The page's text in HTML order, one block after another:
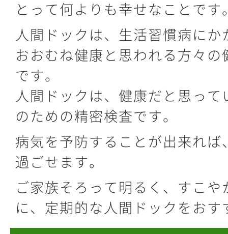
とって何よりも幸せなことです
人間ドックは、生活習慣病に
おおむね健康と思われる方々
です。
人間ドックは、健康だと思っ
のための精密検査です。
病気を予防することが出来れ
過ごせます。
ご家族そろって明るく、すこ
に、定期的な人間ドックをお